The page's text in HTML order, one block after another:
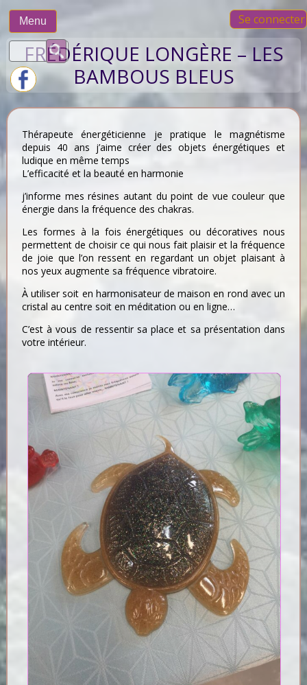
Menu
to
Se connecter
Rechercher :
FRÉDÉRIQUE LONGÈRE – LES
BAMBOUS BLEUS
Thérapeute énergéticienne je pratique le magnétisme
depuis 40 ans j’aime créer des objets énergétiques et
ludique en même temps
L’efficacité et la beauté en harmonie
j’informe mes résines autant du point de vue couleur que
énergie dans la fréquence des chakras.
Les formes à la fois énergétiques ou décoratives nous
permettent de choisir ce qui nous fait plaisir et la fréquence
de joie que l’on ressent en regardant un objet plaisant à
nos yeux augmente sa fréquence vibratoire.
À utiliser soit en harmonisateur de maison en rond avec un
cristal au centre soit en méditation ou en ligne…
C’est à vous de ressentir sa place et sa présentation dans
votre intérieur.